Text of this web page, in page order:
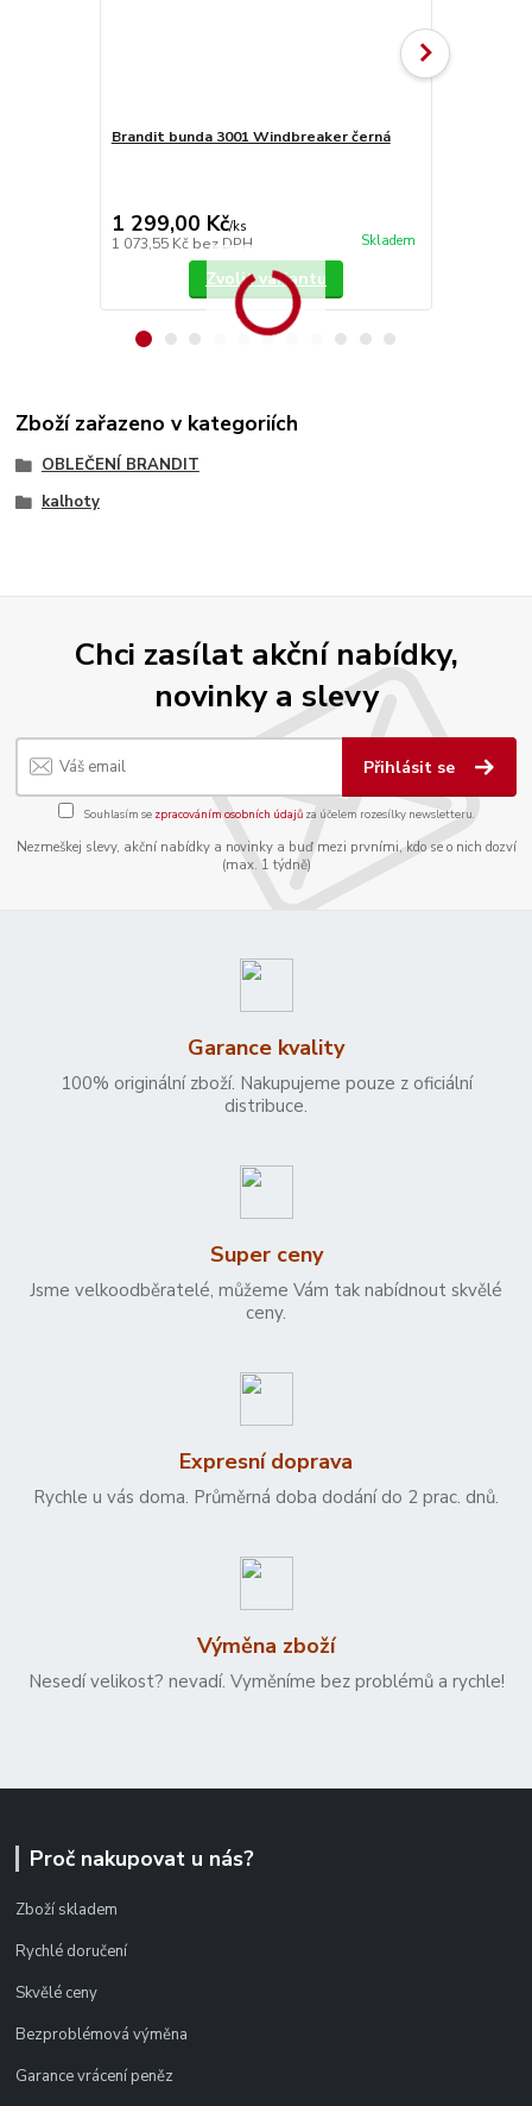
Brandit bunda 3001 Windbreaker černá
1 299,00 Kč/ks
1 073,55 Kč bez DPH Skladem
Zvolit variantu
Zboží zařazeno v kategoriích
OBLEČENÍ BRANDIT
kalhoty
Chci zasílat akční nabídky,
novinky a slevy
Přihlásit se
Souhlasím se zpracováním osobních údajůza účelem rozesílky newsletteru.
Nezmeškej slevy, akční nabídky a novinky a buď mezi prvními, kdo se o nich dozví
(max. 1 týdně)
Garance kvality
100% originální zboží. Nakupujeme pouze z oficiální
distribuce.
Super ceny
Jsme velkoodběratelé, můžeme Vám tak nabídnout skvělé
ceny.
Expresní doprava
Rychle u vás doma. Průměrná doba dodání do 2 prac. dnů.
Výměna zboží
Nesedí velikost? nevadí. Vyměníme bez problémů a rychle!
Proč nakupovat u nás?
Zboží skladem
Rychlé doručení
Skvělé ceny
Bezproblémová výměna
Garance vrácení peněz